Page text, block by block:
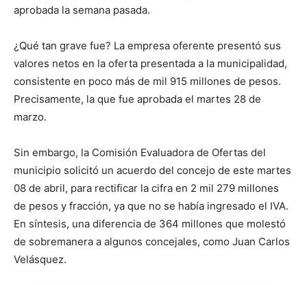
aprobada la semana pasada.
¿Qué tan grave fue? La empresa oferente presentó sus
valores netos en la oferta presentada a la municipalidad,
consistente en poco más de mil 915 millones de pesos.
Precisamente, la que fue aprobada el martes 28 de
marzo.
Sin embargo, la Comisión Evaluadora de Ofertas del
municipio solicitó un acuerdo del concejo de este martes
08 de abril, para rectificar la cifra en 2 mil 279 millones
de pesos y fracción, ya que no se había ingresado el IVA.
En síntesis, una diferencia de 364 millones que molestó
de sobremanera a algunos concejales, como Juan Carlos
Velásquez.